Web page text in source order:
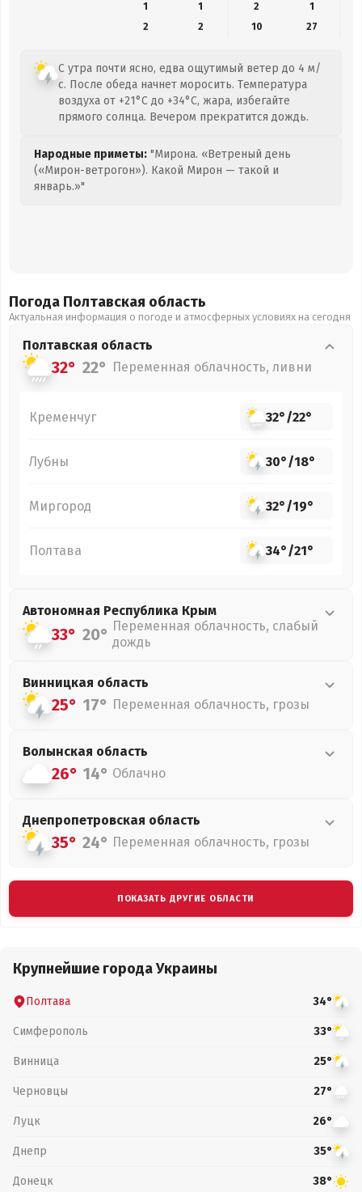
1
1 2
1
2
2 10 27
С утра почти ясно, едва ощутимый ветер до 4 м/
с. После обеда начнет моросить. Температура
воздуха от +21°C до +34°C, жара, избегайте
прямого солнца. Вечером прекратится дождь.
Народные приметы: "Мирона. «Ветреный день
(«Мирон-ветрогон»). Какой Мирон — такой и
январь.»"
Погода Полтавская область
Актуальная информация о погоде и атмосферных условиях на сегодня
Полтавская область
32° 22° Переменная облачность, ливни
Кременчуг 32°/22°
Лубны 30°/18°
Миргород 32°/19°
Полтава 34°/21°
Автономная Республика Крым
33° 20° Переменная облачность, слабый
дождь
Винницкая область
25° 17° Переменная облачность, грозы
Волынская область
26° 14° Облачно
Днепропетровская область
35° 24° Переменная облачность, грозы
ПОКАЗАТЬ ДРУГИЕ ОБЛАСТИ
Крупнейшие города Украины
Полтава 34°
Симферополь 33°
Винница 25°
Черновцы 27°
Луцк 26°
Днепр 35°
Донецк 38°